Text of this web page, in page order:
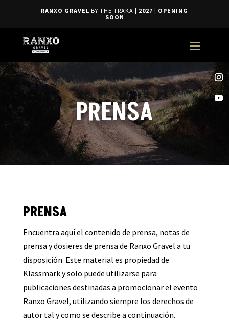
RANXO GRAVEL BY THE TRAKA | 2027 | OPENING
SOON
PRENSA
PRENSA
Encuentra aquí el contenido de prensa, notas de
prensa y dosieres de prensa de Ranxo Gravel a tu
disposición. Este material es propiedad de
Klassmark y solo puede utilizarse para
publicaciones destinadas a promocionar el evento
Ranxo Gravel, utilizando siempre los derechos de
autor tal y como se describe a continuación.